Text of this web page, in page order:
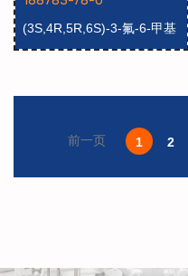
(3S,4R,5R,6S)-3-氟-6-甲基
四氢-2H-吡喃-2,4,5-三乙酸三
前一页 1 2